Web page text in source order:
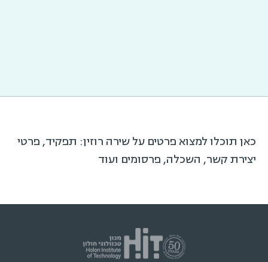
כאן תוכלו למצוא פרטים על שירה רוזין: תפקיד, פרטי
יצירת קשר, השכלה, פרסומים ועוד